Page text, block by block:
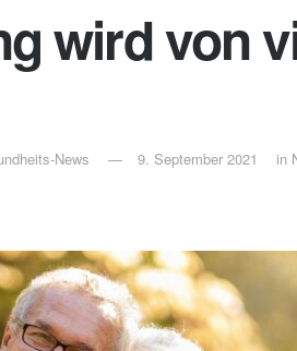
wird von
News
9. September 2021 in